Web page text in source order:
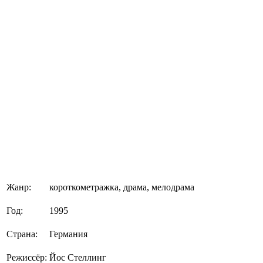
Жанр: короткометражка, драма, мелодрама
Год: 1995
Страна: Германия
Режиссёр: Йос Стеллинг